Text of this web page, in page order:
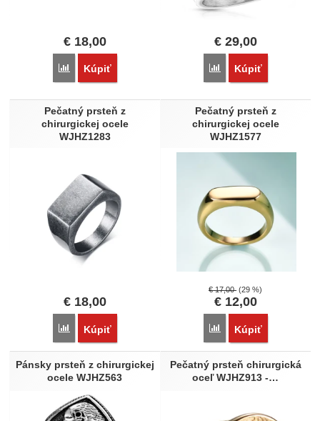
€ 18,00
Porovnať
Kúpiť
€29,00
Porovnať
Kúpiť
Pečatný prsteň z
chirurgickej ocele
WJHZ1283
€ 18,00
Porovnať
Kúpiť
Pečatný prsteň z
chirurgickej ocele
WJHZ1577
€17,00 (29 %)
€12,00
Porovnať
Kúpiť
Pánsky prsteň z chirurgickej
ocele WJHZ563
Pečatný prsteň chirurgická
oceľ WJHZ913 -…